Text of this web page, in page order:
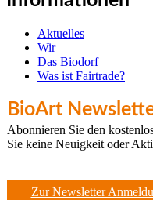
Aktuelles
Wir
Das Biodorf
Was ist Fairtrade?
BioArt
Abonnieren Sie den
Sie keine Neuigkeit oder
Zur Newsletter